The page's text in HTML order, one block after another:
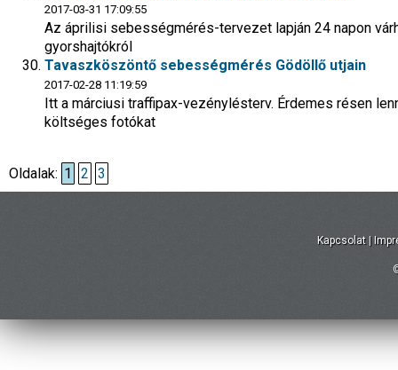
2017-03-31 17:09:55
Az áprilisi sebességmérés-tervezet lapján 24 napon
gyorshajtókról
Tavaszköszöntő sebességmérés Gödöllő utjain
2017-02-28 11:19:59
Itt a márciusi traffipax-vezénylésterv. Érdemes résen
költséges fotókat
Oldalak: 1 2 3
Kapcsolat |